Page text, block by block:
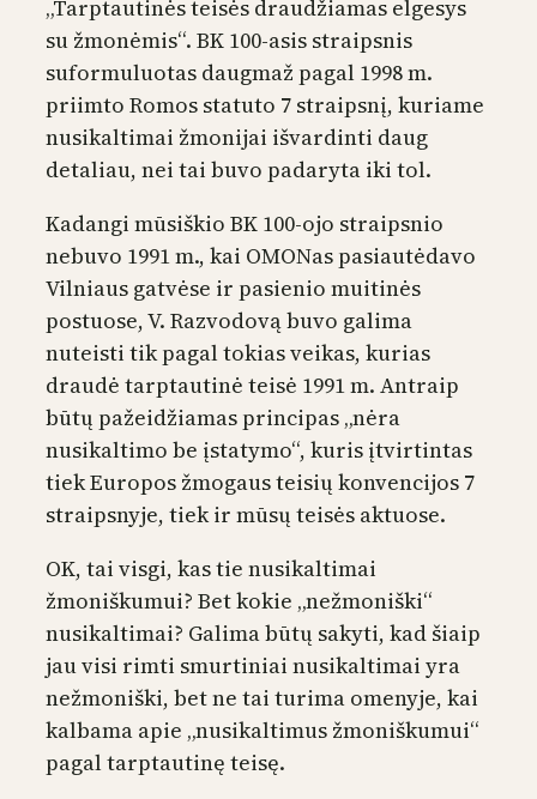
„Tarptautinės teisės draudžiamas elgesys
su žmonėmis“. BK 100-asis straipsnis
suformuluotas daugmaž pagal 1998 m.
priimto Romos statuto 7 straipsnį, kuriame
nusikaltimai žmonijai išvardinti daug
detaliau, nei tai buvo padaryta iki tol.
Kadangi mūsiškio BK 100-ojo straipsnio
nebuvo 1991 m., kai OMONas pasiautėdavo
Vilniaus gatvėse ir pasienio muitinės
postuose, V. Razvodovą buvo galima
nuteisti tik pagal tokias veikas, kurias
draudė tarptautinė teisė 1991 m. Antraip
būtų pažeidžiamas principas „nėra
nusikaltimo be įstatymo“, kuris įtvirtintas
tiek Europos žmogaus teisių konvencijos 7
straipsnyje, tiek ir mūsų teisės aktuose.
OK, tai visgi, kas tie nusikaltimai
žmoniškumui? Bet kokie „nežmoniški“
nusikaltimai? Galima būtų sakyti, kad šiaip
jau visi rimti smurtiniai nusikaltimai yra
nežmoniški, bet ne tai turima omenyje, kai
kalbama apie „nusikaltimus žmoniškumui“
pagal tarptautinę teisę.